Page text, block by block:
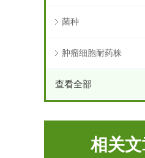
菌种
肿瘤细胞耐药株
查看全部
相关